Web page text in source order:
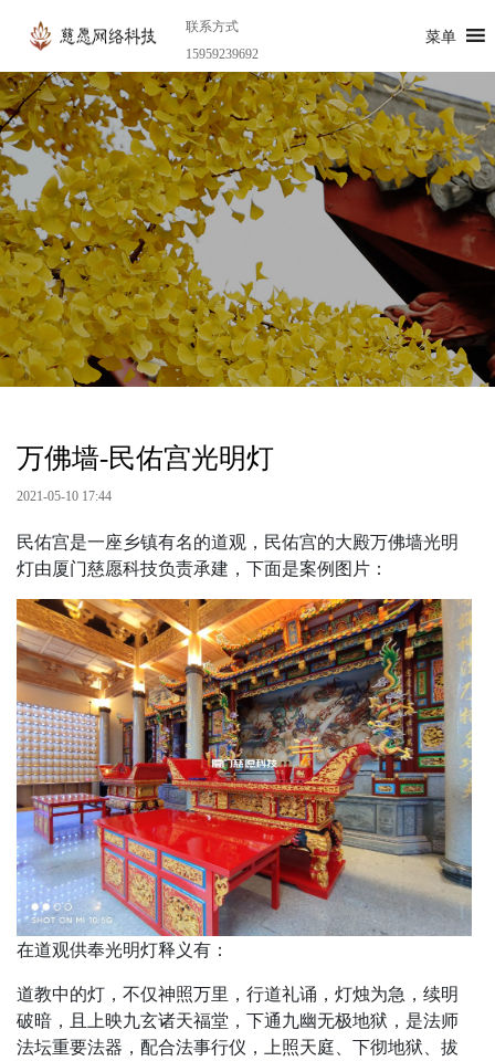
联系方式
15959239692
菜单
万佛墙-民佑宫光明灯
2021-05-10 17:44
民佑宫是一座乡镇有名的道观，民佑宫的大殿万佛墙光明
灯由厦门慈愿科技负责承建，下面是案例图片：
在道观供奉光明灯释义有：
道教中的灯，不仅神照万里，行道礼诵，灯烛为急，续明
破暗，且上映九玄诸天福堂，下通九幽无极地狱，是法师
法坛重要法器，配合法事行仪，上照天庭、下彻地狱、拔